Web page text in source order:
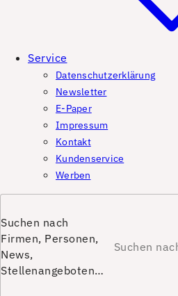
Service
Datenschutzerklärung
Newsletter
E-Paper
Impressum
Kontakt
Kundenservice
Werben
Suchen nach
Firmen, Personen,
News,
Stellenangeboten…